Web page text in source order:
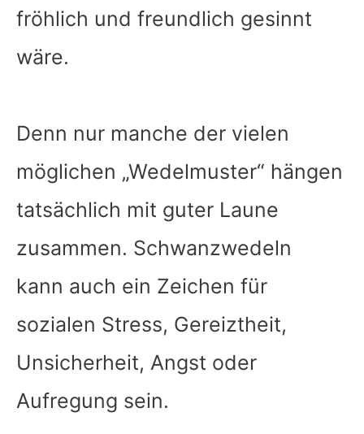
fröhlich und freundlich gesinnt
wäre.
Denn nur manche der vielen
möglichen „Wedelmuster“ hängen
tatsächlich mit guter Laune
zusammen. Schwanzwedeln
kann auch ein Zeichen für
sozialen Stress, Gereiztheit,
Unsicherheit, Angst oder
Aufregung sein.